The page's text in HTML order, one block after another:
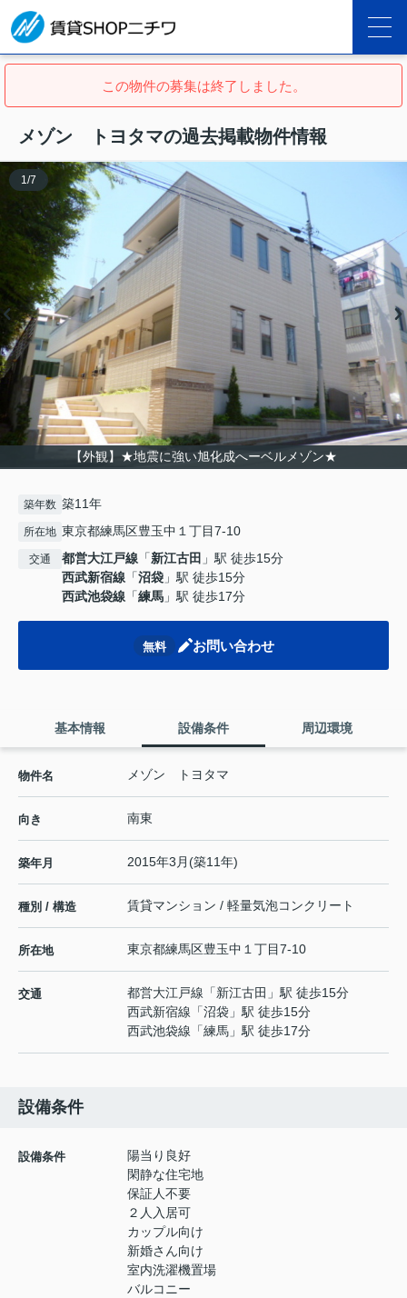
この物件の募集は終了しました。
メゾン トヨタマの過去掲載物件情報
【外観】★地震に強い旭化成へーベルメゾン★
1 /7
築年数 築11年
所在地 東京都練馬区豊玉中１丁目7-10
交通 都営大江戸線 「新江古田 」駅 徒歩15分
西武新宿線 「沼袋 」駅 徒歩15分
西武池袋線 「練馬 」駅 徒歩17分
無料 お問い合わせ
基本情報 設備条件 周辺環境
物件名 メゾン トヨタマ
向き 南東
築年月 2015年3月(築11年)
種別 / 構造 賃貸マンション / 軽量気泡コンクリート
所在地 東京都練馬区豊玉中 １丁目7-10
交通 都営大江戸線 「新江古田 」駅 徒歩15分
西武新宿線 「沼袋 」駅 徒歩15分
西武池袋線 「練馬 」駅 徒歩17分
設備条件
設備条件
陽当り良好
閑静な住宅地
保証人不要
２人入居可
カップル向け
新婚さん向け
室内洗濯機置場
バルコニー